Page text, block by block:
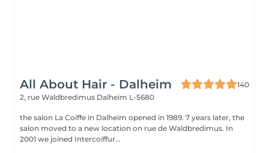
All About Hair - Dalheim
140
2, rue Waldbredimus Dalheim L-5680
the salon La Coiffe in Dalheim opened in 1989. 7 years later, the
salon moved to a new location on rue de Waldbredimus. In
2001 we joined Intercoiffur...